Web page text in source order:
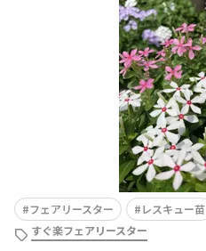
フェアリースター レスキュー苗
すぐ楽フェアリースター